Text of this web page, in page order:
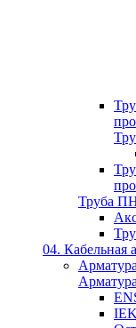
Труба
04. Кабельная
IEK